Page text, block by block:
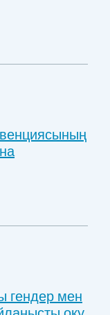
гендер мен